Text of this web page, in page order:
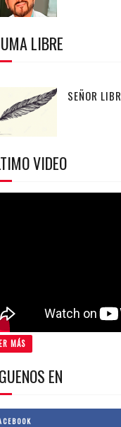
LIBRE
SEÑOR
VIDEO
MÁS
EN